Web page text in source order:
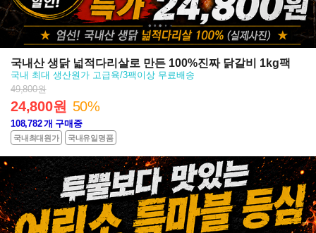
국내산 생닭 넓적다리살로 만든 100%진짜 닭갈비 1kg팩
국내 최대 생산원가 고급육/3팩이상 무료배송
49,800원
24,800원 50%
108,782개 구매중
국내최대원가 국내유일명품